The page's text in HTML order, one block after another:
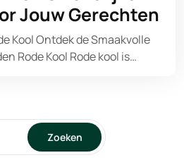
Jouw Gerechten
Kool Ontdek de Smaakvolle
Rode Kool Rode kool is…
Zoeken